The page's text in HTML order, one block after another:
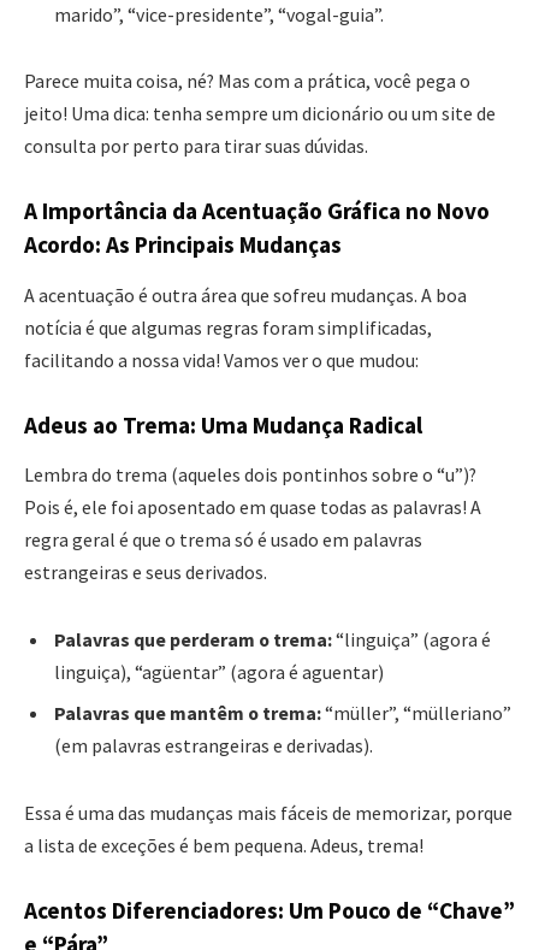
marido”, “vice-presidente”, “vogal-guia”.
Parece muita coisa, né? Mas com a prática, você pega o
jeito! Uma dica: tenha sempre um dicionário ou um site de
consulta por perto para tirar suas dúvidas.
A Importância da Acentuação Gráfica no Novo
Acordo: As Principais Mudanças
A acentuação é outra área que sofreu mudanças. A boa
notícia é que algumas regras foram simplificadas,
facilitando a nossa vida! Vamos ver o que mudou:
Adeus ao Trema: Uma Mudança Radical
Lembra do trema (aqueles dois pontinhos sobre o “u”)?
Pois é, ele foi aposentado em quase todas as palavras! A
regra geral é que o trema só é usado em palavras
estrangeiras e seus derivados.
Palavras que perderam o trema:“linguiça” (agora é
linguiça), “agüentar” (agora é aguentar)
Palavras que mantêm o trema:“müller”, “mülleriano”
(em palavras estrangeiras e derivadas).
Essa é uma das mudanças mais fáceis de memorizar, porque
a lista de exceções é bem pequena. Adeus, trema!
Acentos Diferenciadores: Um Pouco de “Chave”
e “Pára”